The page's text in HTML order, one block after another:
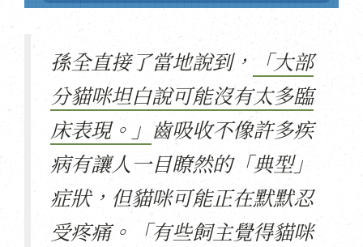
孫全直接了當地說到，
「大部
分貓咪坦白說可能沒有太多臨
床表現。」 齒吸收不像許多疾
病有讓人一目瞭然的「典型」
症狀，但貓咪可能正在默默忍
受疼痛。「有些飼主覺得貓咪